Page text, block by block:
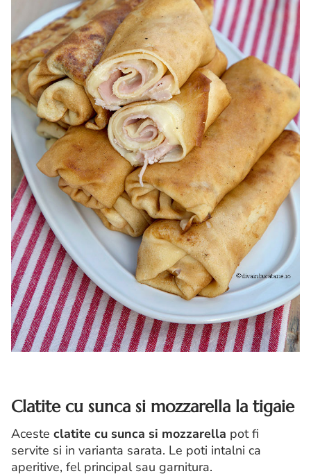
Clatite cu sunca si mozzarella la tigaie
Aceste clatite cu sunca si mozzarella pot fi
servite si in varianta sarata. Le poti intalni ca
aperitive, fel principal sau garnitura.